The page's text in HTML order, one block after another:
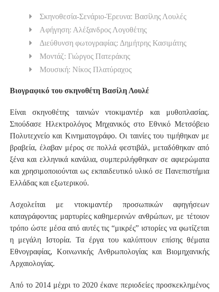
Σκηνοθεσία-Σενάριο-Έρευνα: Βασίλης Λουλές
Αφήγηση: Αλέξανδρος Λογοθέτης
Διεύθυνση φωτογραφίας: Δημήτρης Κασιμάτης
Μοντάζ: Γιώργος Πατεράκης
Μουσική: Νίκος Πλατύραχος
Βιογραφικό του σκηνοθέτη Βασίλη Λουλέ
Είναι σκηνοθέτης ταινιών ντοκιμαντέρ και μυθοπλασίας.
Σπούδασε Ηλεκτρολόγος Μηχανικός στο Εθνικό Μετσόβειο
Πολυτεχνείο και Κινηματογράφο. Οι ταινίες του τιμήθηκαν με
βραβεία, έλαβαν μέρος σε πολλά φεστιβάλ, μεταδόθηκαν από
ξένα και ελληνικά κανάλια, συμπεριλήφθηκαν σε αφιερώματα
και χρησιμοποιούνται ως εκπαιδευτικό υλικό σε Πανεπιστήμια
Ελλάδας και εξωτερικού.
Ασχολείται με ντοκιμαντέρ προσωπικών αφηγήσεων
καταγράφοντας μαρτυρίες καθημερινών ανθρώπων, με τέτοιον
τρόπο ώστε μέσα από αυτές τις “μικρές” ιστορίες να φωτίζεται
η μεγάλη Ιστορία. Τα έργα του καλύπτουν επίσης θέματα
Εθνογραφίας, Κοινωνικής Ανθρωπολογίας και Βιομηχανικής
Αρχαιολογίας.
Από το 2014 μέχρι το 2020 έκανε περιοδείες προσκεκλημένος